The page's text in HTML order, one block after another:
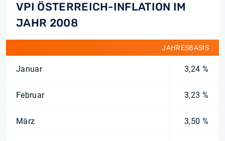
VPI ÖSTERREICH-INFLATION IM
JAHR 2008
JAHRESBASIS
Januar 3,24 %
Februar 3,23 %
März 3,50 %